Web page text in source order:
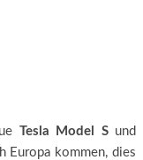
Tesla Model Sund
Europa kommen, dies